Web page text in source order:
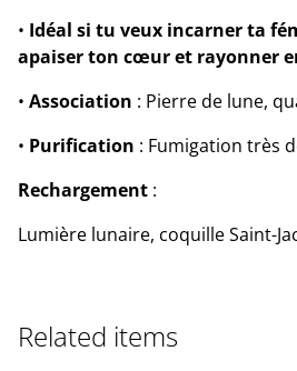
• Idéal si tu veux incarner ta
apaiser ton cœur et rayonner
• Association : Pierre de lune,
• Purification : Fumigation très
Rechargement :
Lumière lunaire, coquille Saint-
Related items